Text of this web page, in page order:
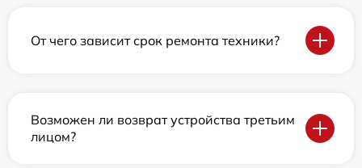
От чего зависит срок ремонта техники?
Возможен ли возврат устройства третьим
лицом?